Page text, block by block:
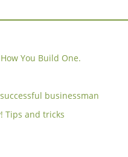
You Build One.
businessman
Tips and tricks